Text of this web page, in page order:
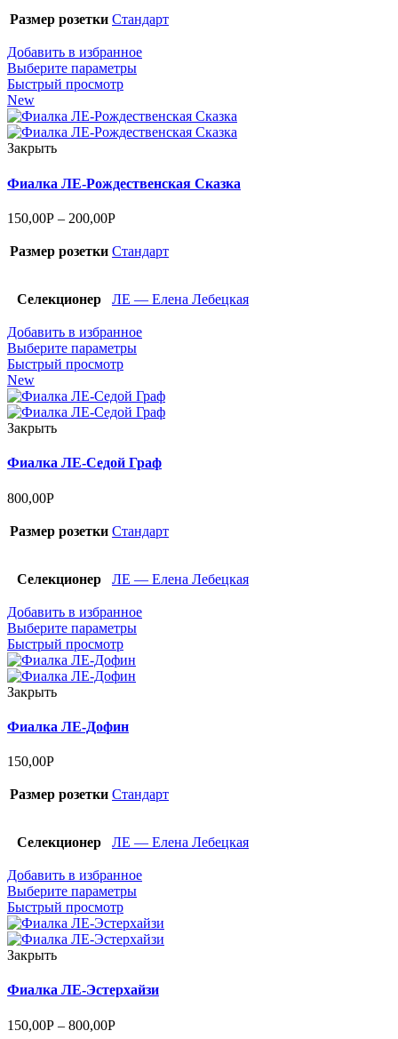
Размер розетки Стандарт
Добавить в избранное
Выберите параметры
Быстрый просмотр
New
Закрыть
Фиалка ЛЕ-Рождественская Сказка
150,00Р – 200,00Р
Размер розетки Стандарт
Селекционер ЛЕ — Елена Лебецкая
Добавить в избранное
Выберите параметры
Быстрый просмотр
New
Закрыть
Фиалка ЛЕ-Седой Граф
800,00Р
Размер розетки Стандарт
Селекционер ЛЕ — Елена Лебецкая
Добавить в избранное
Выберите параметры
Быстрый просмотр
Закрыть
Фиалка ЛЕ-Дофин
150,00Р
Размер розетки Стандарт
Селекционер ЛЕ — Елена Лебецкая
Добавить в избранное
Выберите параметры
Быстрый просмотр
Закрыть
Фиалка ЛЕ-Эстерхайзи
150,00Р – 800,00Р